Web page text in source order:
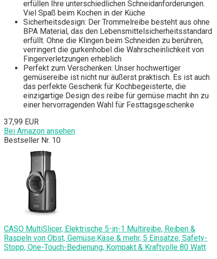
erfüllen Ihre unterschiedlichen Schneidanforderungen.
Viel Spaß beim Kochen in der Küche
Sicherheitsdesign: Der Trommelreibe besteht aus ohne
BPA Material, das den Lebensmittelsicherheitsstandard
erfüllt. Ohne die Klingen beim Schneiden zu berühren,
verringert die gurkenhobel die Wahrscheinlichkeit von
Fingerverletzungen erheblich
Perfekt zum Verschenken: Unser hochwertiger
gemüsereibe ist nicht nur äußerst praktisch. Es ist auch
das perfekte Geschenk für Kochbegeisterte, die
einzigartige Design des reibe für gemüse macht ihn zu
einer hervorragenden Wahl für Festtagsgeschenke
37,99 EUR
Bei Amazon ansehen
Bestseller Nr. 10
CASO MultiSlicer, Elektrische 5-in-1 Multireibe, Reiben &
Raspeln von Obst, Gemüse,Käse & mehr, 5 Einsätze, Safety-
Stopp, One-Touch-Bedienung, Kompakt & Kraftvolle 80 Watt